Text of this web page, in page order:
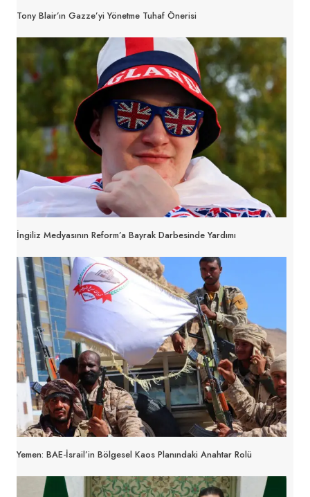
Tony Blair’ın Gazze’yi Yönetme Tuhaf Önerisi
İngiliz Medyasının Reform’a Bayrak Darbesinde Yardımı
Yemen: BAE-İsrail’in Bölgesel Kaos Planındaki Anahtar Rolü